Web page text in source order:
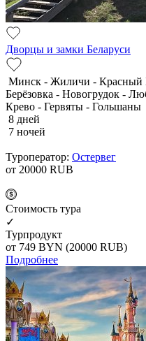
Дворцы и замки Беларуси
Минск - Жиличи - Красный
Берёзовка - Новогрудок -
Крево - Гервяты - Гольшаны
8 дней
7 ночей
Туроператор: Остервег
от 20000 RUB
Cтоимость тура
✓
Турпродукт
от 749 BYN (20000 RUB)
Подробнее